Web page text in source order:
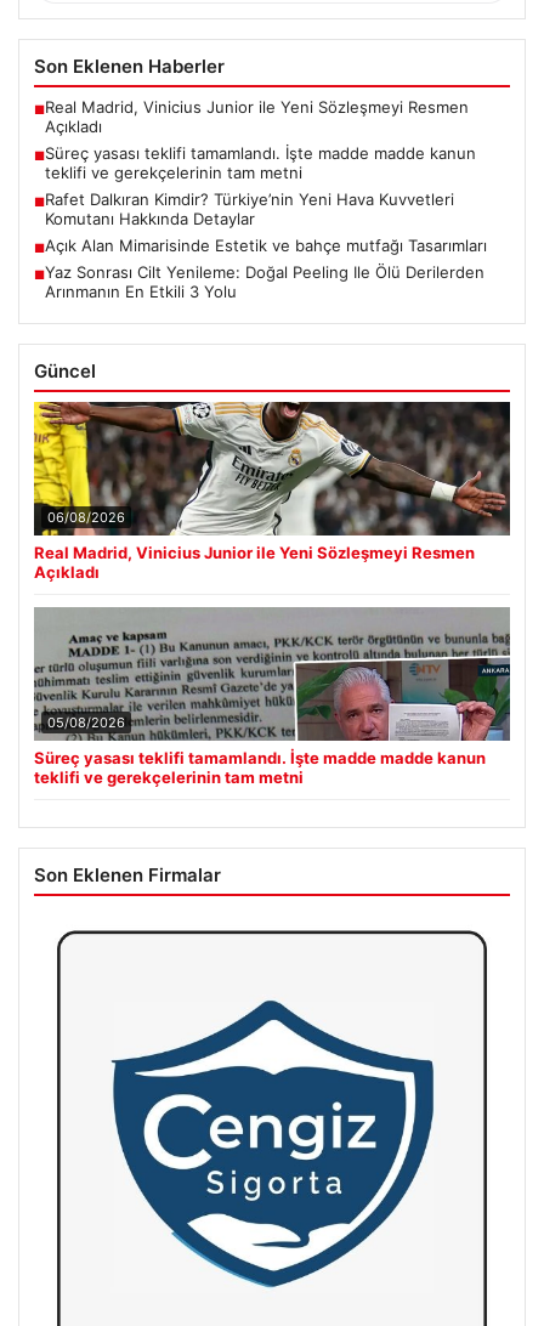
Son Eklenen Haberler
■Real Madrid, Vinicius Junior ile Yeni Sözleşmeyi Resmen
Açıkladı
■Süreç yasası teklifi tamamlandı. İşte madde madde kanun
teklifi ve gerekçelerinin tam metni
■Rafet Dalkıran Kimdir? Türkiye’nin Yeni Hava Kuvvetleri
Komutanı Hakkında Detaylar
■Açık Alan Mimarisinde Estetik ve bahçe mutfağı Tasarımları
■Yaz Sonrası Cilt Yenileme: Doğal Peeling Ile Ölü Derilerden
Arınmanın En Etkili 3 Yolu
Güncel
06/08/2026
Real Madrid, Vinicius Junior ile Yeni Sözleşmeyi Resmen
Açıkladı
05/08/2026
Süreç yasası teklifi tamamlandı. İşte madde madde kanun
teklifi ve gerekçelerinin tam metni
Son Eklenen Firmalar